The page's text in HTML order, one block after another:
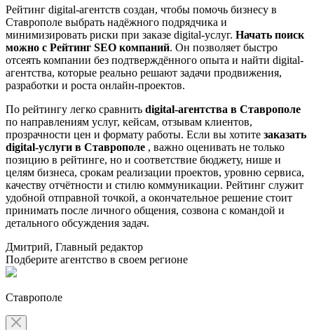
Рейтинг digital-агентств создан, чтобы помочь бизнесу в
Ставрополе выбрать надёжного подрядчика и
минимизировать риски при заказе digital-услуг. Начать поиск
можно с Рейтинг SEO компаний. Он позволяет быстро
отсеять компании без подтверждённого опыта и найти digital-
агентства, которые реально решают задачи продвижения,
разработки и роста онлайн-проектов.
По рейтингу легко сравнить digital-агентства в Ставрополе
по направлениям услуг, кейсам, отзывам клиентов,
прозрачности цен и формату работы. Если вы хотите заказать
digital-услуги в Ставрополе , важно оценивать не только
позицию в рейтинге, но и соответствие бюджету, нише и
целям бизнеса, срокам реализации проектов, уровню сервиса,
качеству отчётности и стилю коммуникации. Рейтинг служит
удобной отправной точкой, а окончательное решение стоит
принимать после личного общения, созвона с командой и
детального обсуждения задач.
Дмитрий, Главный редактор
Подберите агентство в своем регионе
Ставрополе